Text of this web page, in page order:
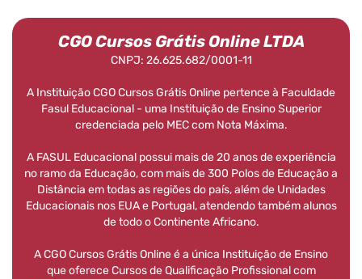
CGO Cursos Grátis Online LTDA
CNPJ: 26.625.682/0001-11
A Instituição CGO Cursos Grátis Online pertence à Faculdade
Fasul Educacional - uma Instituição de Ensino Superior
credenciada pelo MEC com Nota Máxima.
A FASUL Educacional possui mais de 20 anos de experiência
no ramo da Educação, com mais de 300 Polos de Educação a
Distância em todas as regiões do país, além de Unidades
Educacionais nos EUA e Portugal, atendendo também alunos
de todo o Continente Africano.
A CGO Cursos Grátis Online é a única Instituição de Ensino
que oferece Cursos de Qualificação Profissional com